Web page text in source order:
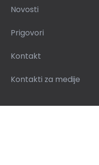
Novosti
Prigovori
Kontakt
Kontakti za medije